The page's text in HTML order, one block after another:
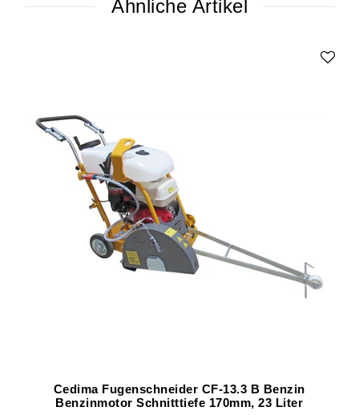
Ähnliche Artikel
Cedima Fugenschneider CF-13.3 B Benzin
Benzinmotor Schnitttiefe 170mm, 23 Liter